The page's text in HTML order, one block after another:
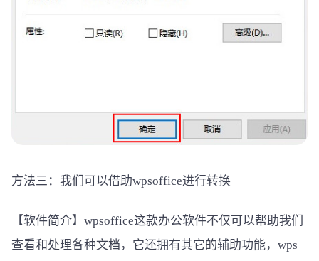
方法三：我们可以借助wpsoffice进行转换
【软件简介】wpsoffice这款办公软件不仅可以帮助我们
查看和处理各种文档，它还拥有其它的辅助功能，wps